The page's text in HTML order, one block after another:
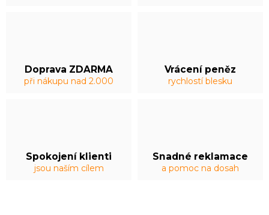
Doprava ZDARMA
při nákupu nad 2.000
Vrácení peněz
rychlostí blesku
Spokojení klienti
jsou naším cílem
Snadné reklamace
a pomoc na dosah